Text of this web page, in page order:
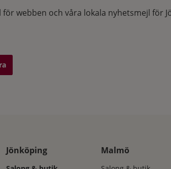
webben och våra lokala nyhetsmejl för
Jönköping Malmö